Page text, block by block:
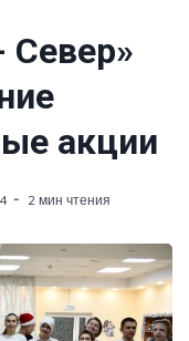
Север»
акции
2 мин чтения